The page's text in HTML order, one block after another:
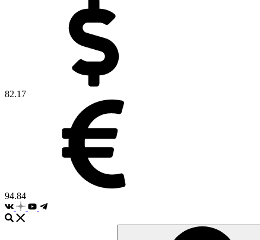
82.17
94.84